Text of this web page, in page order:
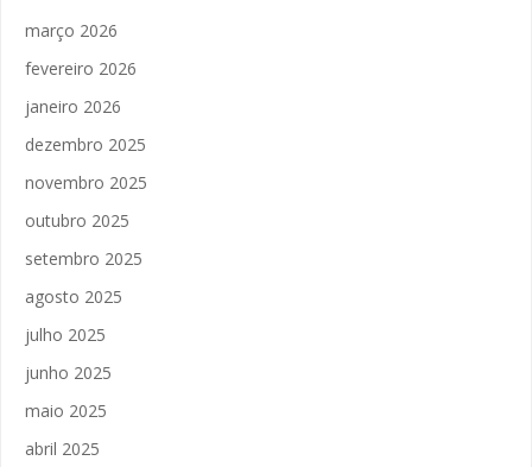
março 2026
fevereiro 2026
janeiro 2026
dezembro 2025
novembro 2025
outubro 2025
setembro 2025
agosto 2025
julho 2025
junho 2025
maio 2025
abril 2025